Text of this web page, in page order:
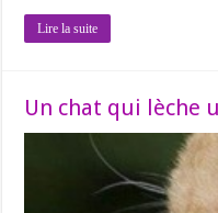
Lire la suite
Un chat qui lèche